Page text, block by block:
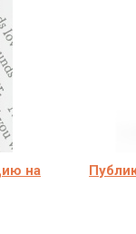
на